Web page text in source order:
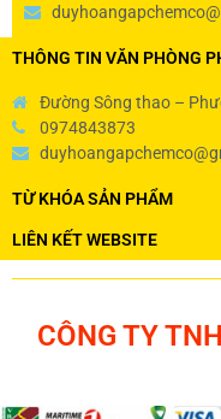
THÔNG TIN VĂN PHÒNG
Đường Sông thao –
0974843873
TỪ KHÓA SẢN PHẨM
LIÊN KẾT WEBSITE
CÔNG TY